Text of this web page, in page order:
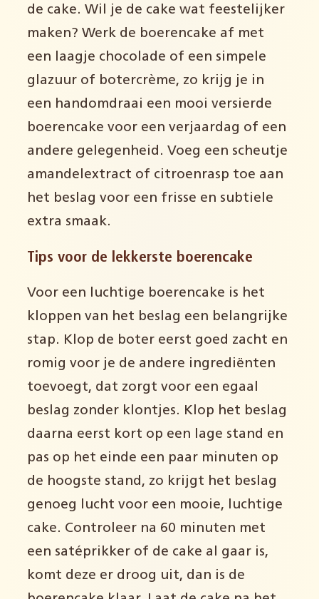
de cake. Wil je de cake wat feestelijker
maken? Werk de boerencake af met
een laagje chocolade of een simpele
glazuur of botercrème, zo krijg je in
een handomdraai een mooi versierde
boerencake voor een verjaardag of een
andere gelegenheid. Voeg een scheutje
amandelextract of citroenrasp toe aan
het beslag voor een frisse en subtiele
extra smaak.
Tips voor de lekkerste boerencake
Voor een luchtige boerencake is het
kloppen van het beslag een belangrijke
stap. Klop de boter eerst goed zacht en
romig voor je de andere ingrediënten
toevoegt, dat zorgt voor een egaal
beslag zonder klontjes. Klop het beslag
daarna eerst kort op een lage stand en
pas op het einde een paar minuten op
de hoogste stand, zo krijgt het beslag
genoeg lucht voor een mooie, luchtige
cake. Controleer na 60 minuten met
een satéprikker of de cake al gaar is,
komt deze er droog uit, dan is de